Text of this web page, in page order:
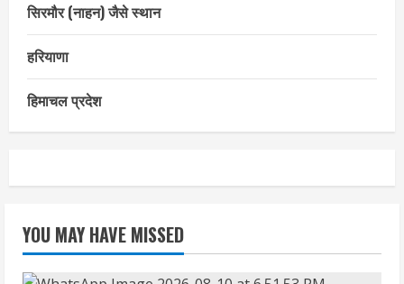
सिरमौर (नाहन) जैसे स्थान
हरियाणा
हिमाचल प्रदेश
YOU MAY HAVE MISSED